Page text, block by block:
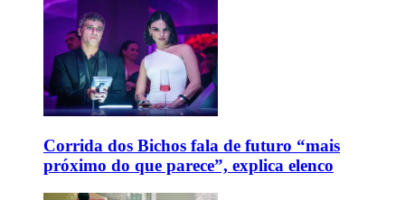
Corrida dos Bichos fala de futuro “mais
próximo do que parece”, explica elenco